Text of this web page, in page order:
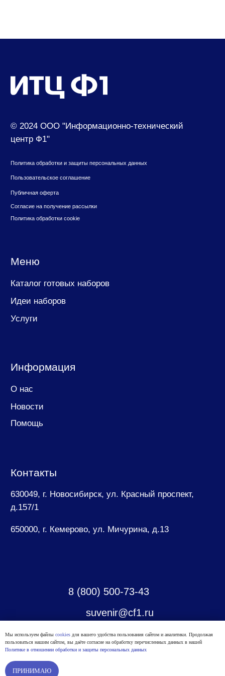
д.157/1
8 (800) 500-73-43
Мы используем файлы cookies для вашего удобства пользования сайтом и аналитики. Продолжая
пользоваться нашим сайтом, вы даёте согласие на обработку перечисленных данных в нашей
Политике в отношении обработки и защиты персональных данных
ПРИНИМАЮ